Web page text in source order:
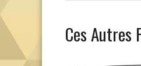
Ces Autres